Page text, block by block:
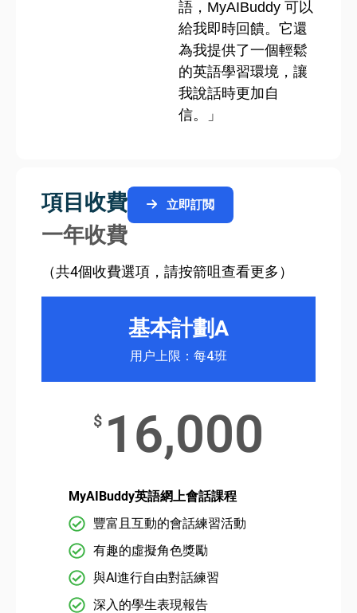
語，MyAIBuddy 可以
給我即時回饋。它還
為我提供了一個輕鬆
的英語學習環境，讓
我說話時更加自
信。」
項目收費 立即訂閲
一年收費
（共4個收費選項，請按箭咀查看更多）
基本計劃A
用户上限：每4班
$ 16,000
MyAIBuddy英語網上會話課程
豐富且互動的會話練習活動
有趣的虛擬角色獎勵
與AI進行自由對話練習
深入的學生表現報告